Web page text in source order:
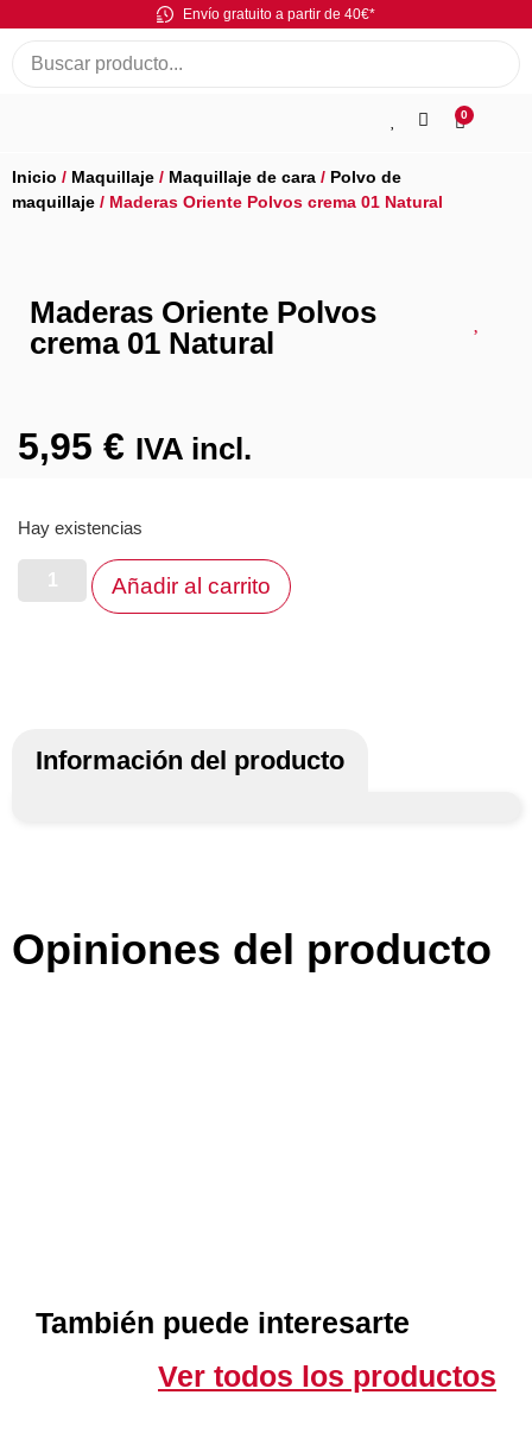
Envío gratuito a partir de 40€*
0
Inicio / Maquillaje / Maquillaje de cara / Polvo de
maquillaje / Maderas Oriente Polvos crema 01 Natural
Maderas Oriente Polvos
crema 01 Natural
5,95 € IVA incl.
Hay existencias
Añadir al carrito
Información del producto
Opiniones del producto
También puede interesarte
Ver todos los productos